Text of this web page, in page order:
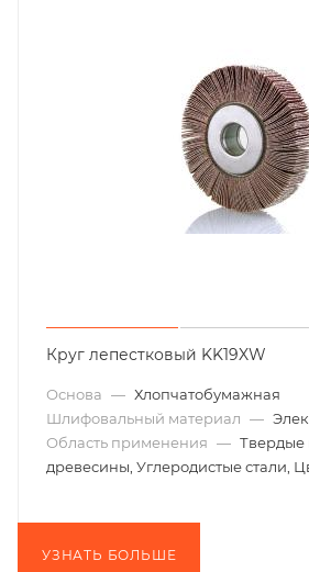
Круг лепестковый KK19XW
Основа — Хлопчатобумажная
Шлифовальный материал —
Область применения — Твердые
древесины, Углеродистые стали,
УЗНАТЬ БОЛЬШЕ